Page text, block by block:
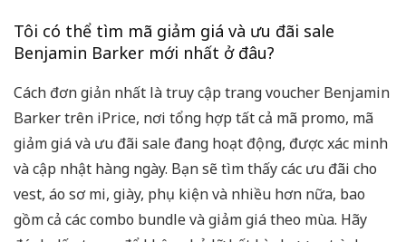
Tôi có thể tìm mã giảm giá và ưu đãi sale
Benjamin Barker mới nhất ở đâu?
Cách đơn giản nhất là truy cập trang voucher Benjamin
Barker trên iPrice, nơi tổng hợp tất cả mã promo, mã
giảm giá và ưu đãi sale đang hoạt động, được xác minh
và cập nhật hàng ngày. Bạn sẽ tìm thấy các ưu đãi cho
vest, áo sơ mi, giày, phụ kiện và nhiều hơn nữa, bao
gồm cả các combo bundle và giảm giá theo mùa. Hãy